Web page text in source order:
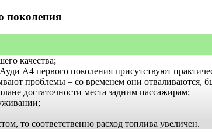
поколения
качества;
А4 первого поколения присутствуют
проблемы – со временем они отваливаются,
достаточности места задним пассажирам;
то соответственно расход топлива увеличен.